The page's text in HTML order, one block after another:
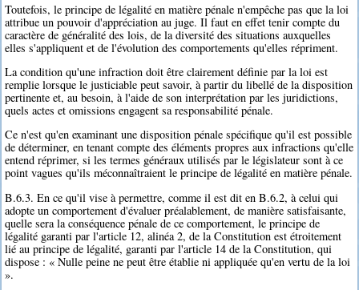
Toutefois, le principe de légalité en matière pénale n'empêche pas que la loi
attribue un pouvoir d'appréciation au juge. Il faut en effet tenir compte du
caractère de généralité des lois, de la diversité des situations auxquelles
elles s'appliquent et de l'évolution des comportements qu'elles répriment.
La condition qu'une infraction doit être clairement définie par la loi est
remplie lorsque le justiciable peut savoir, à partir du libellé de la disposition
pertinente et, au besoin, à l'aide de son interprétation par les juridictions,
quels actes et omissions engagent sa responsabilité pénale.
Ce n'est qu'en examinant une disposition pénale spécifique qu'il est possible
de déterminer, en tenant compte des éléments propres aux infractions qu'elle
entend réprimer, si les termes généraux utilisés par le législateur sont à ce
point vagues qu'ils méconnaîtraient le principe de légalité en matière pénale.
B.6.3. En ce qu'il vise à permettre, comme il est dit en B.6.2, à celui qui
adopte un comportement d'évaluer préalablement, de manière satisfaisante,
quelle sera la conséquence pénale de ce comportement, le principe de
légalité garanti par l'article 12, alinéa 2, de la Constitution est étroitement
lié au principe de légalité, garanti par l'article 14 de la Constitution, qui
dispose : « Nulle peine ne peut être établie ni appliquée qu'en vertu de la loi
».